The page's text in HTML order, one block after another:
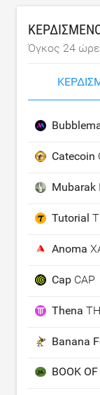
Όγκος 24
Catecoin
Mubarak
Tutorial
Anoma
Cap CAP
Thena
Banana
BOOK